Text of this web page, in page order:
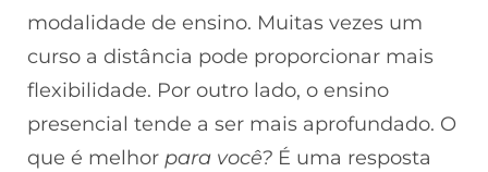
modalidade de ensino. Muitas vezes um
curso a distância pode proporcionar mais
flexibilidade. Por outro lado, o ensino
presencial tende a ser mais aprofundado. O
que é melhor para você? É uma resposta